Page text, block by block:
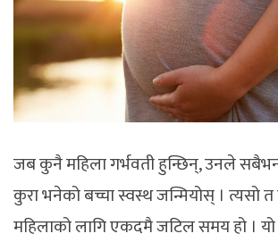
जब कुनै महिला गर्भवती हुन्छिन्, उनले
कुरा भनेको बच्चा स्वस्थ जन्मियोस् । त्यसो त
महिलाको लागि एकदमै जटिल समय हो ।